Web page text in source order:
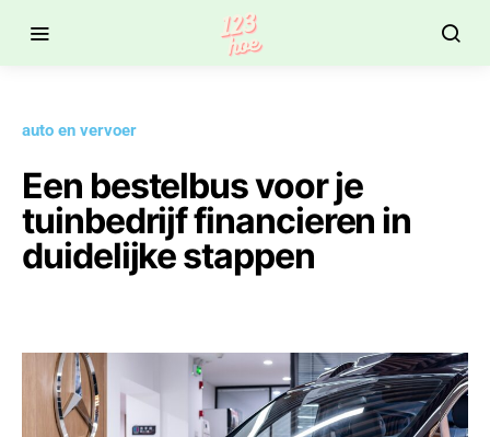
auto en vervoer
Een bestelbus voor je
tuinbedrijf financieren in
duidelijke stappen